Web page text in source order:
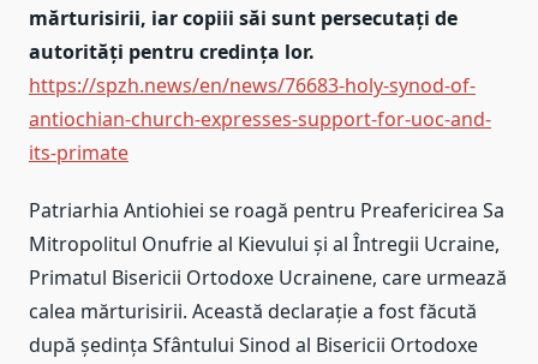
mărturisirii, iar copiii săi sunt persecutați de
autorități pentru credința lor.
https://spzh.news/en/news/76683-holy-synod-of-
antiochian-church-expresses-support-for-uoc-and-
its-primate
Patriarhia Antiohiei se roagă pentru Preafericirea Sa
Mitropolitul Onufrie al Kievului și al Întregii Ucraine,
Primatul Bisericii Ortodoxe Ucrainene, care urmează
calea mărturisirii. Această declarație a fost făcută
după ședința Sfântului Sinod al Bisericii Ortodoxe